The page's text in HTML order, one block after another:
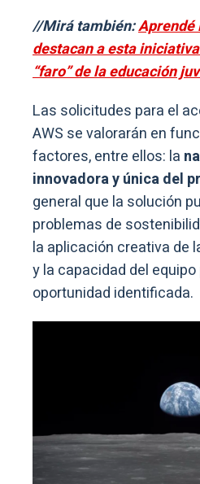
//Mirá también:Aprendé
destacan a esta
“faro” de la educación
Las solicitudes para el
AWS se valorarán en
factores, entre ellos: la
innovadora y única del
general que la solución
problemas de
la aplicación creativa de
y la capacidad del
oportunidad identificada.